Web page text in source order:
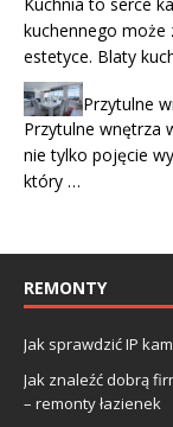
kuchennego może
estetyce. Blaty
Przytulne
Przytulne wnętrza
nie tylko pojęcie
który …
REMONTY
Jak sprawdzić IP
Jak znaleźć dobrą
– remonty łazienek